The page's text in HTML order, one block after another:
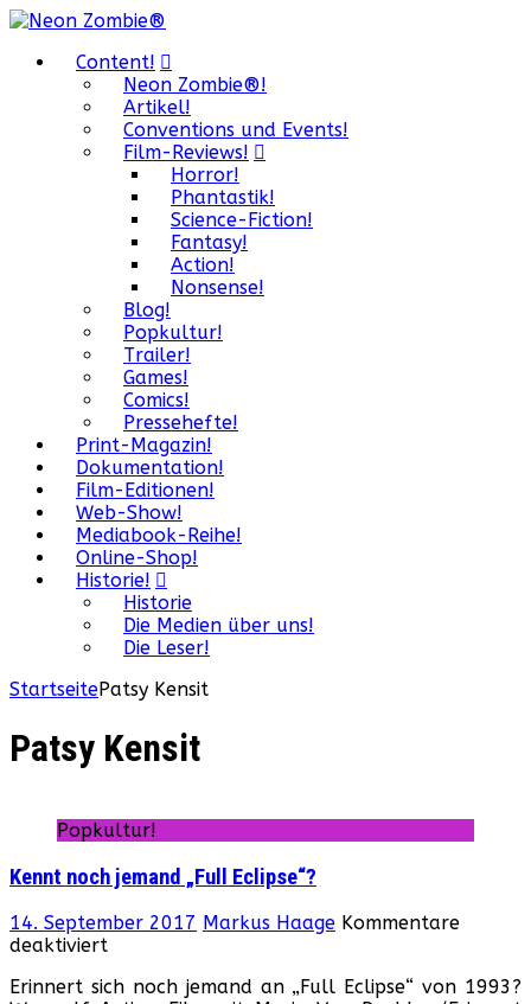
Content!
Neon Zombie®!
Artikel!
Conventions und Events!
Film-Reviews!
Horror!
Phantastik!
Science-Fiction!
Fantasy!
Action!
Nonsense!
Blog!
Popkultur!
Trailer!
Games!
Comics!
Pressehefte!
Print-Magazin!
Dokumentation!
Film-Editionen!
Web-Show!
Mediabook-Reihe!
Online-Shop!
Historie!
Historie
Die Medien über uns!
Die Leser!
StartseitePatsy Kensit
Patsy Kensit
Popkultur!
Kennt noch jemand „Full Eclipse“?
14. September 2017 Markus Haage Kommentare
deaktiviertfür
noch
Erinnert sich noch jemand an „Full Eclipse“ von 1993?